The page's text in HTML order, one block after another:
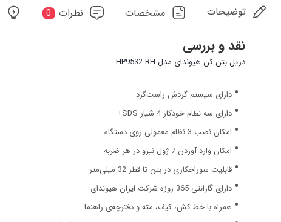
توضیحات مشخصات نظرات 0
نقد و بررسی
دریل بتن کن هیوندای مدل HP9532-RH
دارای سیستم گردش راست‌گرد
دارای سه نظام خودکار 4 شیار SDS+
امکان نصب 3 نظام معمولی روی دستگاه
امکان وارد آورد‌ن 7 ژول نیرو در هر ضربه
قابلیت سوراخکاری در بتن تا قطر 32 میلی‌متر
دارای گارانتی 365 روزه شرکت ایران هیوندای
همراه با خط کش، کیف، مته و دفترچه‌ی راهنما